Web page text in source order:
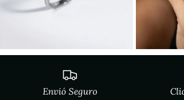
Envió Seguro